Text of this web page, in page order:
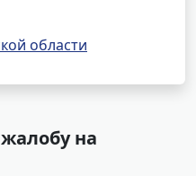
области
на